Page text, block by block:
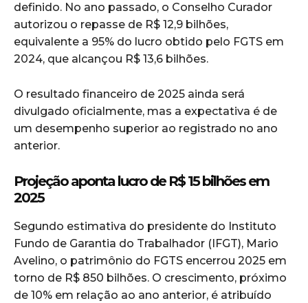
definido. No ano passado, o Conselho Curador
autorizou o repasse de R$ 12,9 bilhões,
equivalente a 95% do lucro obtido pelo FGTS em
2024, que alcançou R$ 13,6 bilhões.
O resultado financeiro de 2025 ainda será
divulgado oficialmente, mas a expectativa é de
um desempenho superior ao registrado no ano
anterior.
Projeção aponta lucro de R$ 15 bilhões em
2025
Segundo estimativa do presidente do Instituto
Fundo de Garantia do Trabalhador (IFGT), Mario
Avelino, o patrimônio do FGTS encerrou 2025 em
torno de R$ 850 bilhões. O crescimento, próximo
de 10% em relação ao ano anterior, é atribuído